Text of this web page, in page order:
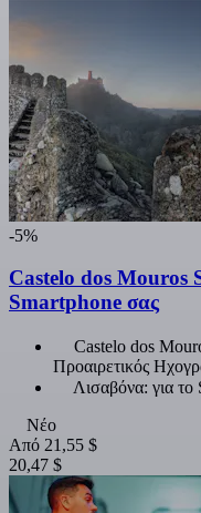
-5%
Castelo dos Mouros
Smartphone σας
Castelo dos
Προαιρετικός
Λισαβόνα: για
Νέο
Από 21,55 $
20,47 $